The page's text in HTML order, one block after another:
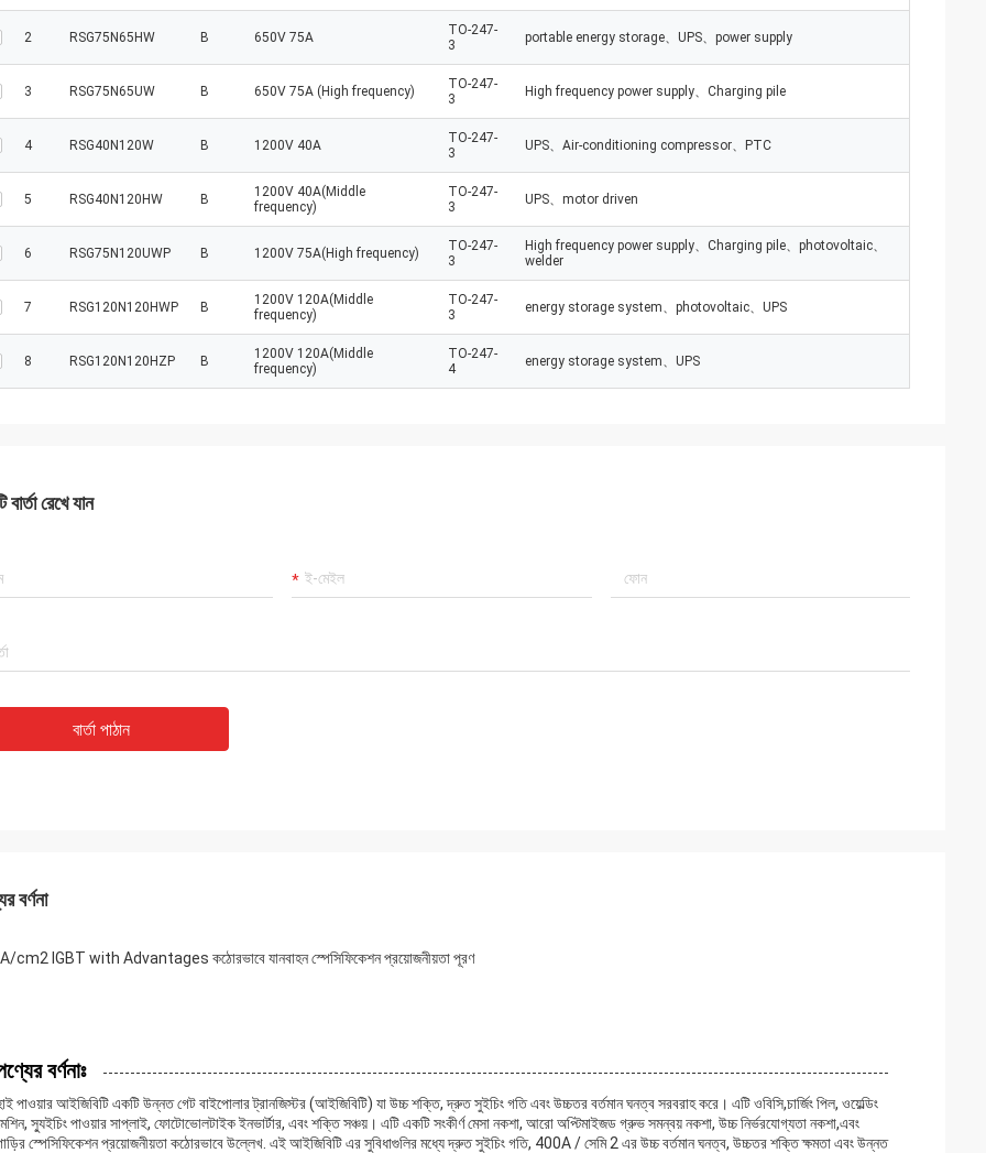
2 RSG75N65HW B 650V 75A
TO-247-
3
portable energy storage、UPS、power supply
3 RSG75N65UW B 650V 75A (High frequency)
TO-247-
3
High frequency power supply、Charging pile
4 RSG40N120W B 1200V 40A
TO-247-
3
UPS、Air-conditioning compressor、PTC
5 RSG40N120HW B
1200V 40A(Middle
frequency)
TO-247-
3
UPS、motor driven
6 RSG75N120UWP B 1200V 75A(High frequency)
TO-247-
3
High frequency power supply、Charging pile、photovoltaic、
welder
7 RSG120N120HWP B
1200V 120A(Middle
frequency)
TO-247-
3
energy storage system、photovoltaic、UPS
8 RSG120N120HZP B
1200V 120A(Middle
frequency)
TO-247-
4
energy storage system、UPS
বার্তা রেখে যান
বার্তা পাঠান
বর্ণনা
cm2 IGBT with Advantages কঠোরভাবে যানবাহন স্পেসিফিকেশন প্রয়োজনীয়তা পূরণ
বর্ণনাঃ
পাওয়ার আইজিবিটি একটি উন্নত গেট বাইপোলার ট্রানজিস্টর (আইজিবিটি) যা উচ্চ শক্তি, দ্রুত সুইচিং গতি এবং উচ্চতর বর্তমান ঘনত্ব সরবরাহ করে। এটি ওবিসি,চার্জিং পিল, ওয়েল্ডিং
স্যুইচিং পাওয়ার সাপ্লাই, ফোটোভোলটাইক ইনভার্টার, এবং শক্তি সঞ্চয়। এটি একটি সংকীর্ণ মেসা নকশা, আরো অপ্টিমাইজড গ্রুভ সমন্বয় নকশা, উচ্চ নির্ভরযোগ্যতা নকশা,এবং
স্পেসিফিকেশন প্রয়োজনীয়তা কঠোরভাবে উল্লেখ. এই আইজিবিটি এর সুবিধাগুলির মধ্যে দ্রুত সুইচিং গতি, 400A / সেমি 2 এর উচ্চ বর্তমান ঘনত্ব, উচ্চতর শক্তি ক্ষমতা এবং উন্নত